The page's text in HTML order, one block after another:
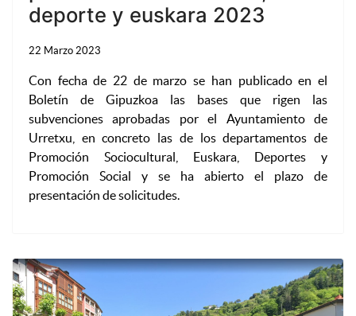
deporte y euskara 2023
22 Marzo 2023
Con fecha de 22 de marzo se han publicado en el
Boletín de Gipuzkoa las bases que rigen las
subvenciones aprobadas por el Ayuntamiento de
Urretxu, en concreto las de los departamentos de
Promoción Sociocultural, Euskara, Deportes y
Promoción Social y se ha abierto el plazo de
presentación de solicitudes.